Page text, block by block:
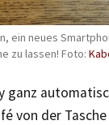
ein neues
zu lassen! Foto:
ganz
von der